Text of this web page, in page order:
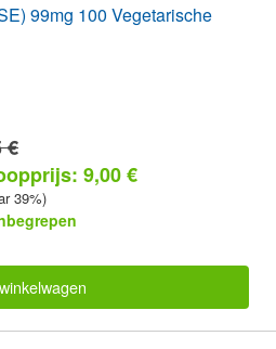
99mg 100 Vegetarische
€
9,00 €
39%)